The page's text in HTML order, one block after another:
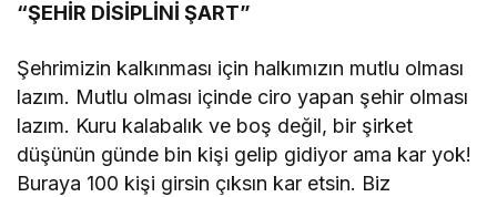
“ŞEHİR DİSİPLİNİ ŞART”
Şehrimizin kalkınması için halkımızın mutlu olması
lazım. Mutlu olması içinde ciro yapan şehir olması
lazım. Kuru kalabalık ve boş değil, bir şirket
düşünün günde bin kişi gelip gidiyor ama kar yok!
Buraya 100 kişi girsin çıksın kar etsin. Biz